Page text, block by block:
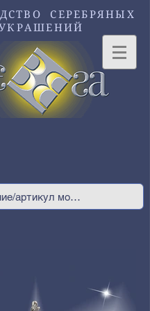
СЕРЕБРЯНЫХ